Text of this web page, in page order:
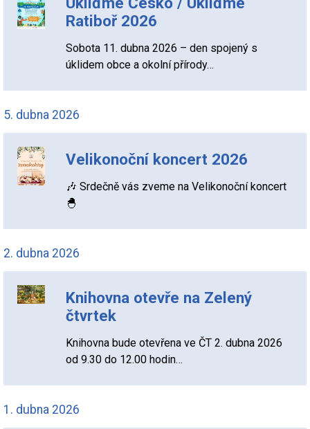
Ratiboř 2026
Sobota 11. dubna 2026 – den spojený s
úklidem obce a okolní přírody…
5. dubna 2026
Velikonoční koncert 2026
🎶 Srdečně vás zveme na Velikonoční koncert
🐣
2. dubna 2026
Knihovna otevře na Zelený
čtvrtek
Knihovna bude otevřena ve ČT 2. dubna 2026
od 9.30 do 12.00 hodin…
1. dubna 2026